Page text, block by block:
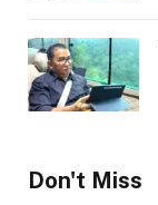
Don't Miss